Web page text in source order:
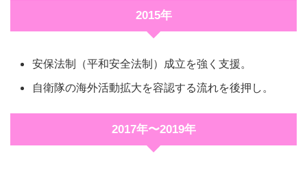
2015年
安保法制（平和安全法制）成立を強く支援。
自衛隊の海外活動拡大を容認する流れを後押し。
2017年〜2019年